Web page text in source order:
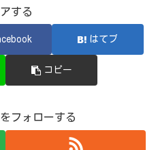
する
はてブ
コピー
フォローする